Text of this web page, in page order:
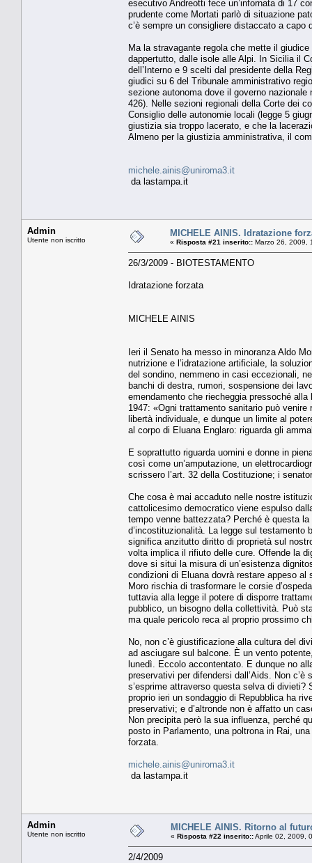
esecutivo Andreotti fece un’infornata di 17
prudente come Mortati parlò di situazione
c’è sempre un consigliere distaccato a
Ma la stravagante regola che mette il
dappertutto, dalle isole alle Alpi. In Sicilia il
dell’Interno e 9 scelti dal presidente della
giudici su 6 del Tribunale amministrativo
sezione autonoma dove il governo
426). Nelle sezioni regionali della Corte dei
Consiglio delle autonomie locali (legge 5
giustizia sia troppo lacerato, e che la
Almeno per la giustizia amministrativa, il
michele.ainis@uniroma3.it
da lastampa.it
Admin
Utente non iscritto
MICHELE AINIS. Idratazione
« Risposta #21 inserito:: Marzo 26, 2009,
26/3/2009 - BIOTESTAMENTO
Idratazione forzata
MICHELE AINIS
Ieri il Senato ha messo in minoranza Aldo
nutrizione e l’idratazione artificiale, la
del sondino, nemmeno in casi eccezionali,
banchi di destra, rumori, sospensione dei
emendamento che riecheggia pressoché
1947: «Ogni trattamento sanitario può
libertà individuale, e dunque un limite al
al corpo di Eluana Englaro: riguarda gli
E soprattutto riguarda uomini e donne in
così come un’amputazione, un
scrissero l’art. 32 della Costituzione; i
Che cosa è mai accaduto nelle nostre
cattolicesimo democratico viene espulso
tempo venne battezzata? Perché è questa
d’incostituzionalità. La legge sul testamento
significa anzitutto diritto di proprietà sul
volta implica il rifiuto delle cure. Offende la
dove si situi la misura di un’esistenza
condizioni di Eluana dovrà restare appeso
Moro rischia di trasformare le corsie
tuttavia alla legge il potere di disporre
pubblico, un bisogno della collettività. Può
ma quale pericolo reca al proprio prossimo
No, non c’è giustificazione alla cultura del
ad asciugare sul balcone. È un vento
lunedì. Eccolo accontentato. E dunque no
preservativi per difendersi dall’Aids. Non
s’esprime attraverso questa selva di
proprio ieri un sondaggio di Repubblica ha
preservativi; e d’altronde non è affatto un
Non precipita però la sua influenza, perché
posto in Parlamento, una poltrona in Rai,
forzata.
michele.ainis@uniroma3.it
da lastampa.it
Admin
Utente non iscritto
MICHELE AINIS. Ritorno al
« Risposta #22 inserito::Aprile 02, 2009,
2/4/2009